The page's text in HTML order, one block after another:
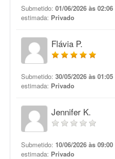
Submetido: 01/06/2026 às 02:06
estimada: Privado
Flávia P.
Submetido: 30/05/2026 às 01:05
estimada: Privado
Jennifer K.
Submetido: 10/06/2026 às 09:00
estimada: Privado